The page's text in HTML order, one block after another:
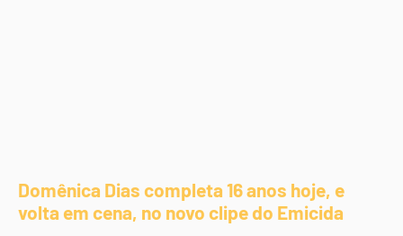
Domênica Dias completa 16 anos hoje, e
volta em cena, no novo clipe do Emicida